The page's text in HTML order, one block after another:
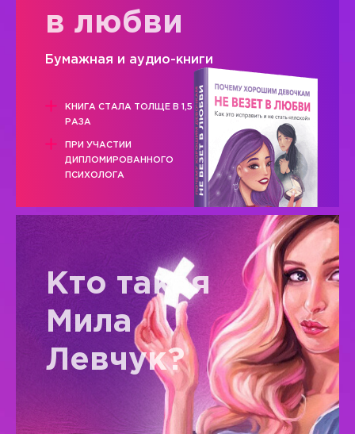
в любви
Бумажная и аудио-книги
КНИГА СТАЛА ТОЛЩЕ В 1,5
РАЗА
ПРИ УЧАСТИИ
ДИПЛОМИРОВАННОГО
ПСИХОЛОГА
Кто такая
Мила
Левчук?